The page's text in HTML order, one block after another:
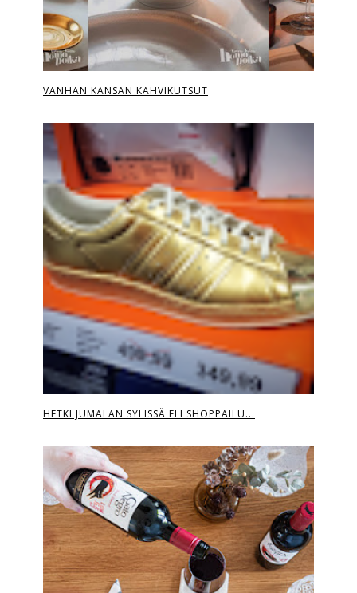
VANHAN KANSAN KAHVIKUTSUT
HETKI JUMALAN SYLISSÄ ELI SHOPPAILU...